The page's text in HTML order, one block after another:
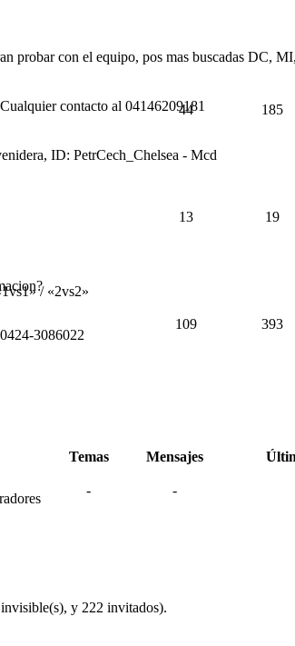
probar con el equipo, pos mas buscadas DC,
contacto al 04146209181
ID: PetrCech_Chelsea - Mcd
3086022
44 185
13 19
/ «2vs2»
109 393
Temas Mensajes
- -
y 222 invitados).